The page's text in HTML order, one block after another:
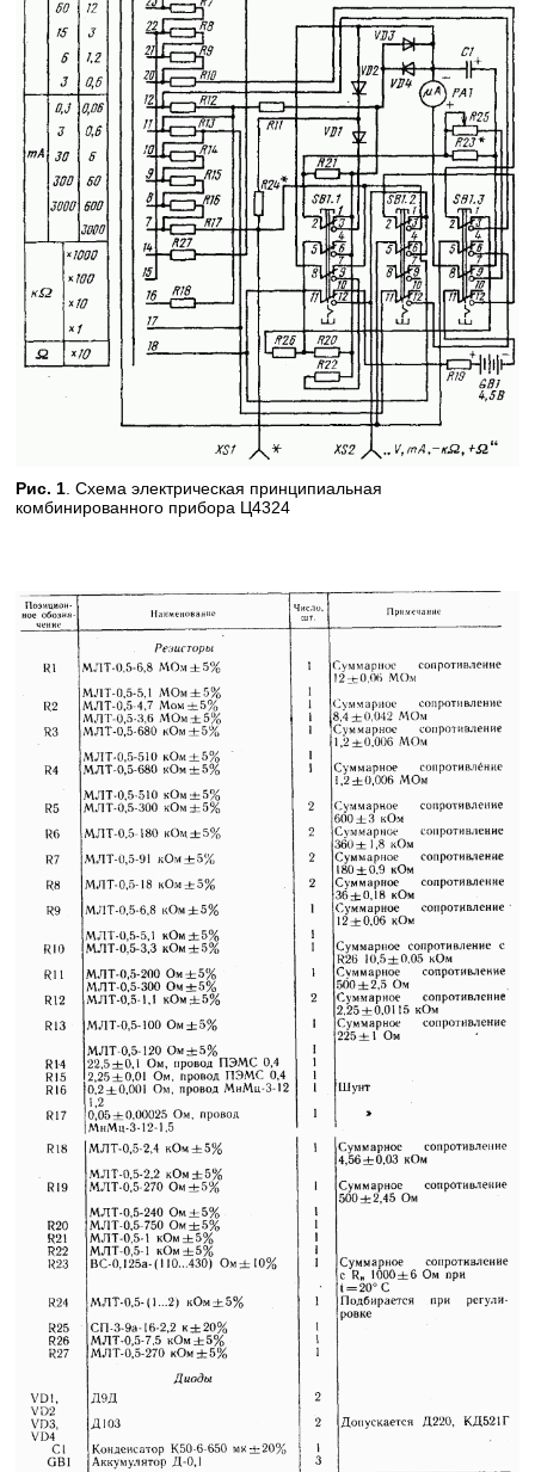
Рис. 1 . Схема электрическая принципиальная
комбинированного прибора Ц4324